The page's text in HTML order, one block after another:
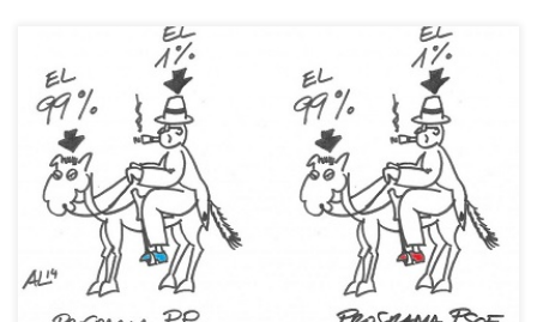
Juguemos al juego de encontrar las diferencias entre los
programas del PP y del PSOE. Prestad atención a los detalles y,
ante la duda, consultad este delicioso artículo del maestro Isaac
Rosa.